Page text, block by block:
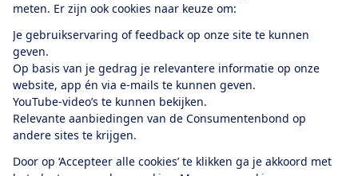
meten. Er zijn ook cookies naar keuze om:
Je gebruikservaring of feedback op onze site te kunnen
geven.
Op basis van je gedrag je relevantere informatie op onze
website, app én via e-mails te kunnen geven.
YouTube-video’s te kunnen bekijken.
Relevante aanbiedingen van de Consumentenbond op
andere sites te krijgen.
Door op ‘Accepteer alle cookies’ te klikken ga je akkoord met
Alles over de
app
Algemene Voorwaarden
Privacyverklaring
Cookiebeleid
Privacyvoorkeuren
Toegankelijkheid
RSS-feed nieuws
FacebookTwitterInstagram
YoutubeLinkedIn